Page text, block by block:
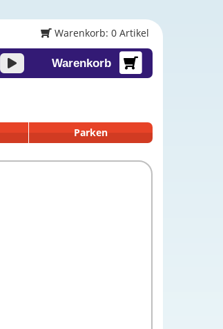
Warenkorb: 0 Artikel
Warenkorb
Parken